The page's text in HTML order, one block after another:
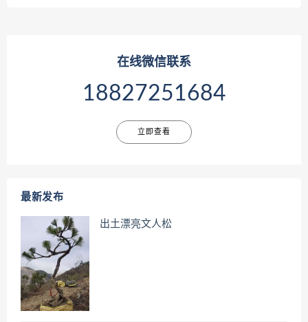
在线微信联系
18827251684
立即查看
最新发布
出土漂亮文人松